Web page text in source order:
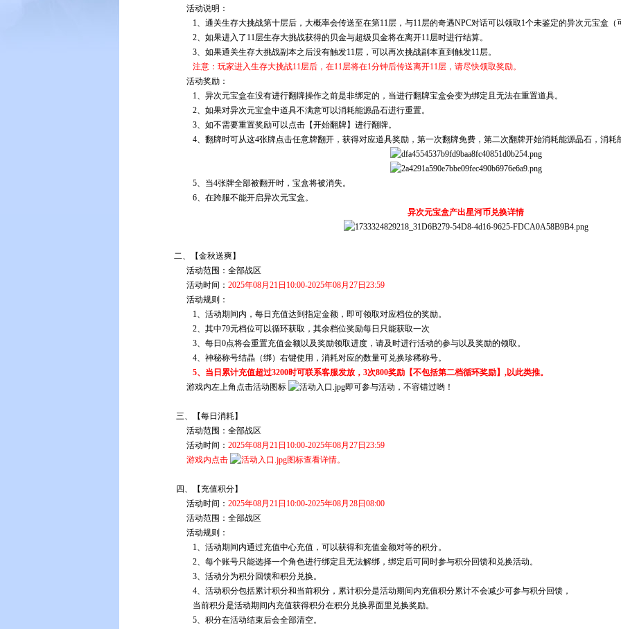
活动说明：
1、通关生存大挑战第十层后，大概率会传送至在第11层，与11层的奇遇NPC对话可以领取1个未鉴定的异次元宝盒
2、 如果进入了11层生存大挑战获得的贝金与超级贝金将在离开11层时进行结算。
3、如果通关生存大挑战副本之后没有触发11层，可以再次挑战副本直到触发11层。
注意：玩家进入生存大挑战11层后，在11层将在1分钟后传送离开11层，请尽快领取奖励。
活动奖励：
1、异次元宝盒在没有进行翻牌操作之前是非绑定的，当进行翻牌宝盒会变为绑定且无法在重置道具。
2、如果对异次元宝盒中道具不满意可以消耗能源晶石进行重置。
3、如不需要重置奖励可以点击【开始翻牌】进行翻牌。
4、翻牌时可从这4张牌点击任意牌翻开，获得对应道具奖励，第一次翻牌免费，第二次翻牌开始消耗能源晶石，消耗
5、 当4张牌全部被翻开时，宝盒将被消失。
6、在跨服不能开启异次元宝盒。
异次元宝盒产出星河币兑换详情
二、
【金秋送爽】
活动范围： 全部战区
活动时间： 2025年08月21日10:00-2025年08月27日23:59
活动规则：
1、活动期间内，每日充值达到指定金额，即可领取对应档位的奖励。
2、其中79元档位可以循环获取，其余档位奖励每日只能获取一次
3、每日0点将会重置充值金额以及奖励领取进度，请及时进行活动的参与以及奖励的领取。
4、神秘称号结晶（绑）右键使用，消耗对应的数量可兑换珍稀称号。
5、当日累计充值超过3200时可联系客服发放，3次800奖励【不包括第二档循环奖励】,以此类推。
游戏内左上角点击活动图标
即可参与活动，不容错过哟！
三、【每日消耗】
活动范围： 全部战区
活动时间： 2025年08月21日10:00-2025年08月27日23:59
游戏内点击
图标查看详情。
四、【充值积分】
活动时间： 2025年08月21日10:00-2025年08月28日08:00
活动范围：全部战区
活动规则：
1、活动期间内通过充值中心充值，可以获得和充值金额对等的积分。
2、每个账号只能选择一个角色进行绑定且无法解绑，绑定后可同时参与积分回馈和兑换活动。
3、活动分为积分回馈和积分兑换。
4、活动积分包括累计积分和当前积分，累计积分是活动期间内充值积分累计不会减少可参与积分回馈，
当前积分是活动期间内充值获得积分在积分兑换界面里兑换奖励。
5、积分在活动结束后会全部清空。